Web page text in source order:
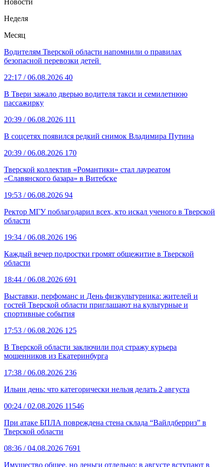
Неделя
Месяц
Водителям Тверской области напомнили о правилах
безопасной перевозки детей
22:17 / 06.08.2026 40
В Твери зажало дверью водителя такси и семилетнюю
пассажирку
20:39 / 06.08.2026 111
В соцсетях появился редкий снимок Владимира Путина
20:39 / 06.08.2026 170
Тверской коллектив «Романтики» стал лауреатом
«Славянского базара» в Витебске
19:53 / 06.08.2026 94
Ректор МГУ поблагодарил всех, кто искал ученого в Тверской
области
19:34 / 06.08.2026 196
Каждый вечер подростки громят общежитие в Тверской
области
18:44 / 06.08.2026 691
Выставки, перфоманс и День физкультурника: жителей и
гостей Тверской области приглашают на культурные и
спортивные события
17:53 / 06.08.2026 125
В Тверской области заключили под стражу курьера
мошенников из Екатеринбурга
17:38 / 06.08.2026 236
Ильин день: что категорически нельзя делать 2 августа
00:24 / 02.08.2026 11546
При атаке БПЛА повреждена стена склада “Вайлдберриз” в
Тверской области
08:36 / 04.08.2026 7691
Имущество общее, но деньги отдельно: в августе вступают в